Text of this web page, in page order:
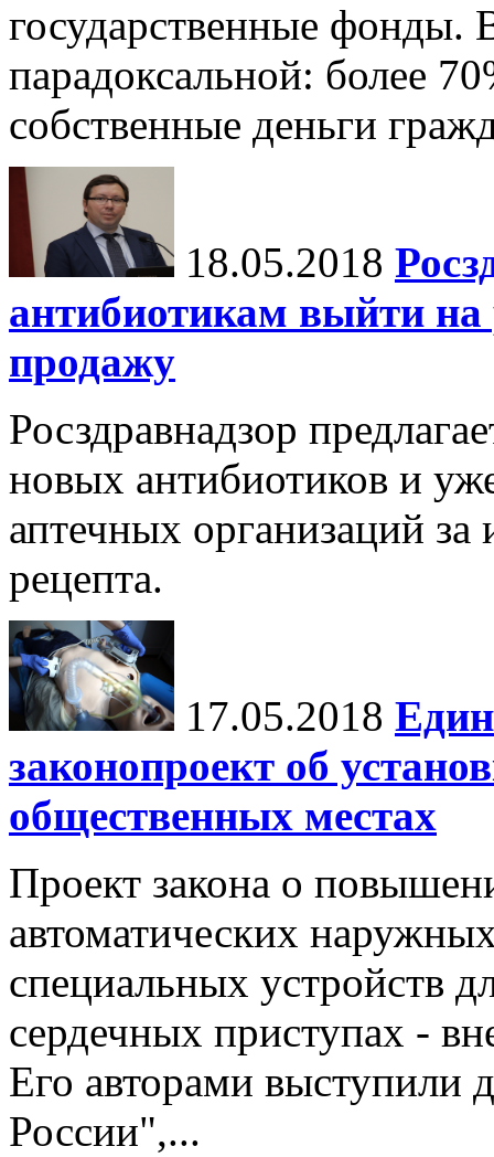
государственные фонды.
парадоксальной: более
собственные деньги
18.05.2018
антибиотикам выйти
продажу
Росздравнадзор
новых антибиотиков и
аптечных организаций
рецепта.
17.05.2018
законопроект об
общественных местах
Проект закона о
автоматических
специальных устройств
сердечных приступах -
Его авторами выступили
России",...